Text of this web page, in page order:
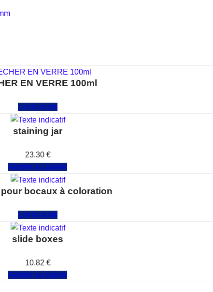
EN VERRE 100ml
Lire la suite
staining jar
23,30 €
Ajouter au panier
bocaux à coloration
Lire la suite
slide boxes
10,82 €
Ajouter au panier